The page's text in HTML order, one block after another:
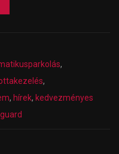
,
,
, hírek, kedvezményes